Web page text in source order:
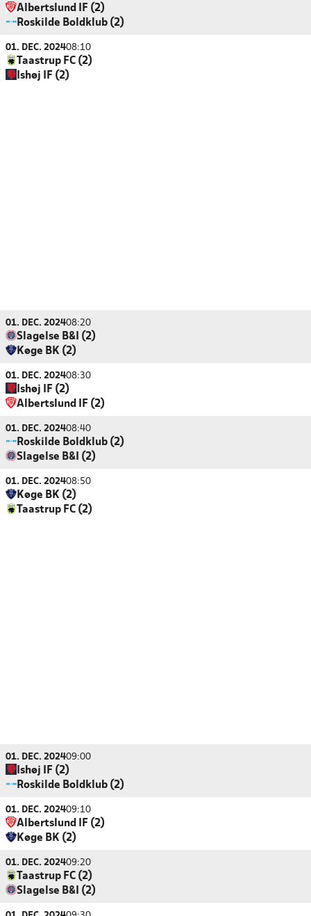
Albertslund IF (2)
Roskilde Boldklub (2)
01. DEC. 202408:10
Taastrup FC (2)
Ishøj IF (2)
01. DEC. 202408:20
Slagelse B&I (2)
Køge BK (2)
01. DEC. 202408:30
Ishøj IF (2)
Albertslund IF (2)
01. DEC. 202408:40
Roskilde Boldklub (2)
Slagelse B&I (2)
01. DEC. 202408:50
Køge BK (2)
Taastrup FC (2)
01. DEC. 202409:00
Ishøj IF (2)
Roskilde Boldklub (2)
01. DEC. 202409:10
Albertslund IF (2)
Køge BK (2)
01. DEC. 202409:20
Taastrup FC (2)
Slagelse B&I (2)